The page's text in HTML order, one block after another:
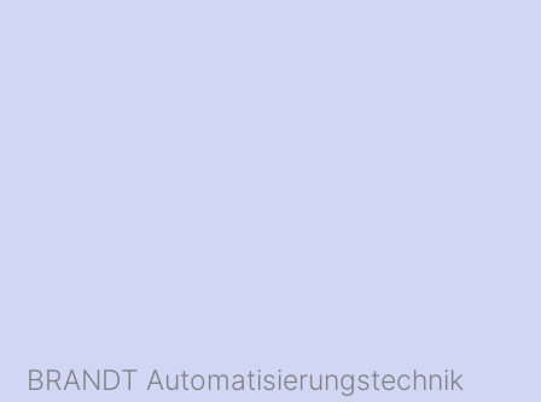
BRANDT Automatisierungstechnik